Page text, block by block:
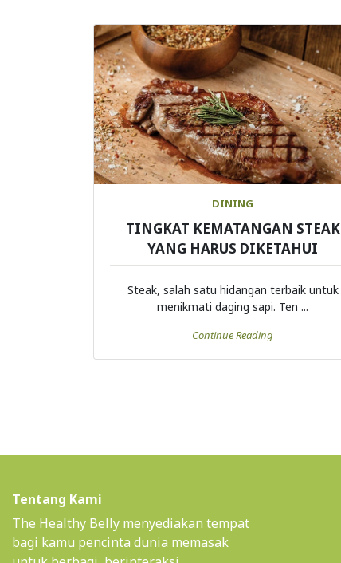
DINING
TINGKAT KEMATANGAN STEAK
YANG HARUS DIKETAHUI
Steak, salah satu hidangan terbaik untuk
menikmati daging sapi. Ten ...
Continue Reading
Tentang Kami
The Healthy Belly menyediakan tempat
bagi kamu pencinta dunia memasak